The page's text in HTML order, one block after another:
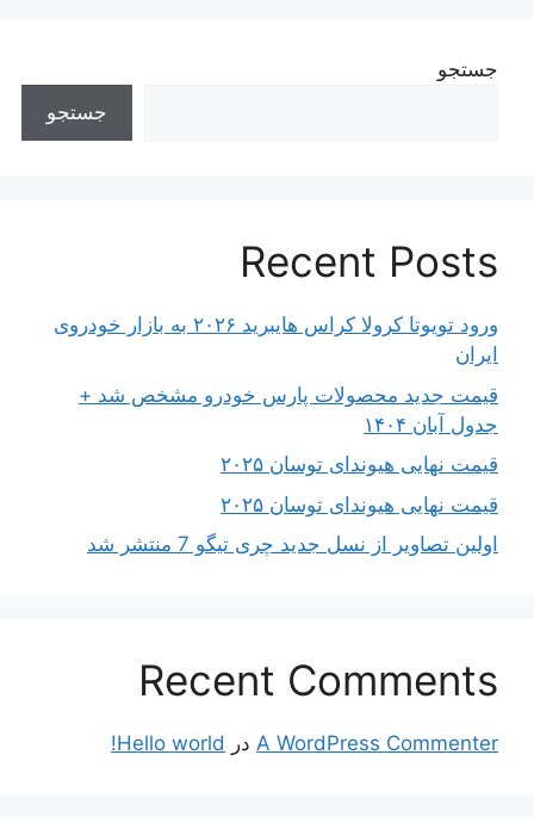
جستجو
جستجو
Recent Posts
ورود تویوتا کرولا کراس هایبرید ۲۰۲۶ به بازار خودروی
ایران
قیمت جدید محصولات پارس خودرو مشخص شد +
جدول آبان ۱۴۰۴
قیمت نهایی هیوندای توسان ۲۰۲۵
قیمت نهایی هیوندای توسان ۲۰۲۵
اولین تصاویر از نسل جدید چری تیگو 7 منتشر شد
Recent Comments
A WordPress Commenter در Hello world!